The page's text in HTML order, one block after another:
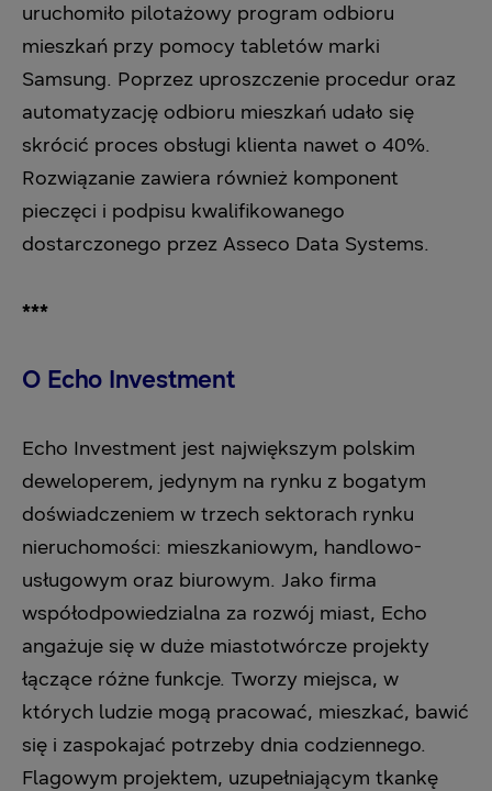
uruchomiło pilotażowy program odbioru
mieszkań przy pomocy tabletów marki
Samsung. Poprzez uproszczenie procedur oraz
automatyzację odbioru mieszkań udało się
skrócić proces obsługi klienta nawet o 40%.
Rozwiązanie zawiera również komponent
pieczęci i podpisu kwalifikowanego
dostarczonego przez Asseco Data Systems.
***
O Echo Investment
Echo Investment jest największym polskim
deweloperem, jedynym na rynku z bogatym
doświadczeniem w trzech sektorach rynku
nieruchomości: mieszkaniowym, handlowo-
usługowym oraz biurowym. Jako firma
współodpowiedzialna za rozwój miast, Echo
angażuje się w duże miastotwórcze projekty
łączące różne funkcje. Tworzy miejsca, w
których ludzie mogą pracować, mieszkać, bawić
się i zaspokajać potrzeby dnia codziennego.
Flagowym projektem, uzupełniającym tkankę